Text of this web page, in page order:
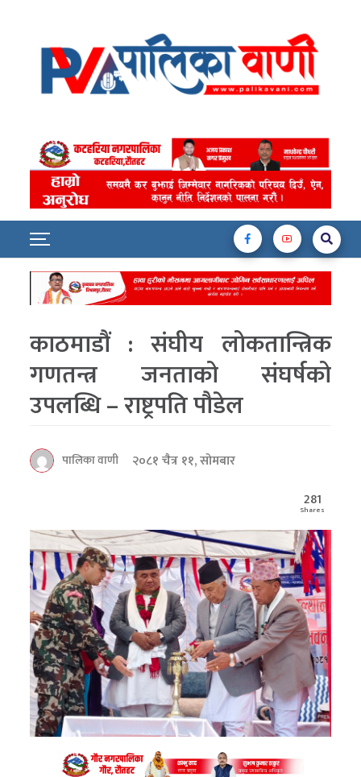
काठमाडौं : संघीय लोकतान्त्रिक
गणतन्त्र जनताको संघर्षको
उपलब्धि – राष्ट्रपति पौडेल
पालिका वाणी
२०८१ चैत्र ११, सोमबार
281
Shares